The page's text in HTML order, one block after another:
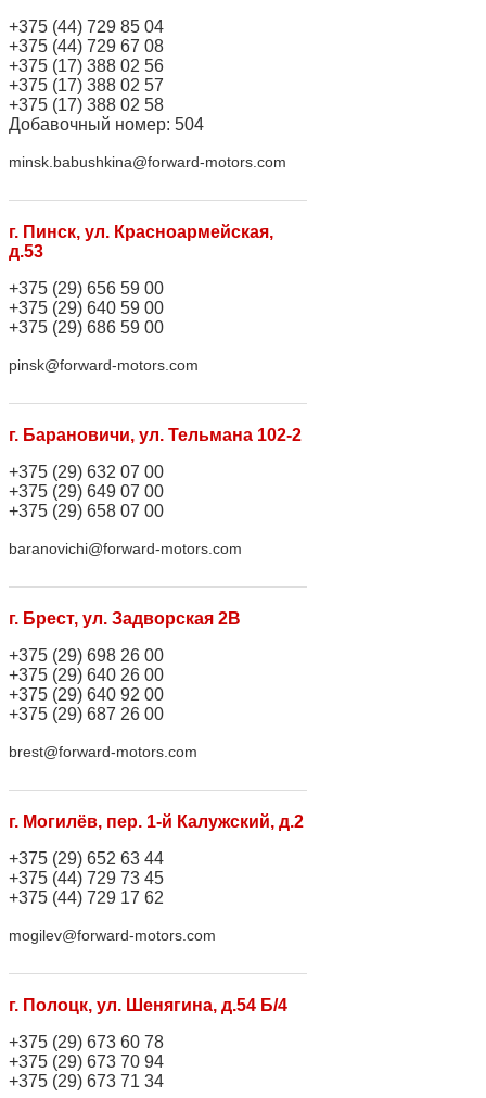
+375 (44) 729 85 04
+375 (44) 729 67 08
+375 (17) 388 02 56
+375 (17) 388 02 57
+375 (17) 388 02 58
Добавочный номер: 504
minsk.babushkina@forward-motors.com
г. Пинск, ул. Красноармейская,
д.53
+375 (29) 656 59 00
+375 (29) 640 59 00
+375 (29) 686 59 00
pinsk@forward-motors.com
г. Барановичи, ул. Тельмана 102-2
+375 (29) 632 07 00
+375 (29) 649 07 00
+375 (29) 658 07 00
baranovichi@forward-motors.com
г. Брест, ул. Задворская 2В
+375 (29) 698 26 00
+375 (29) 640 26 00
+375 (29) 640 92 00
+375 (29) 687 26 00
brest@forward-motors.com
г. Могилёв, пер. 1-й Калужский, д.2
+375 (29) 652 63 44
+375 (44) 729 73 45
+375 (44) 729 17 62
mogilev@forward-motors.com
г. Полоцк, ул. Шенягина, д.54 Б/4
+375 (29) 673 60 78
+375 (29) 673 70 94
+375 (29) 673 71 34